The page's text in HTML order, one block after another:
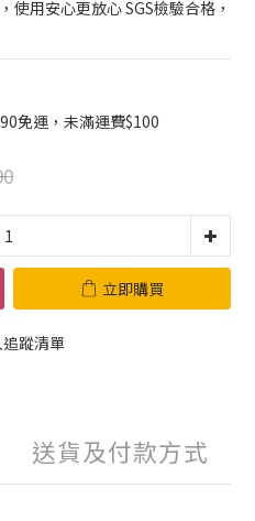
使用安心更放心 SGS檢驗合格，
免運，未滿運費$100
立即購買
蹤清單
送貨及付款方式